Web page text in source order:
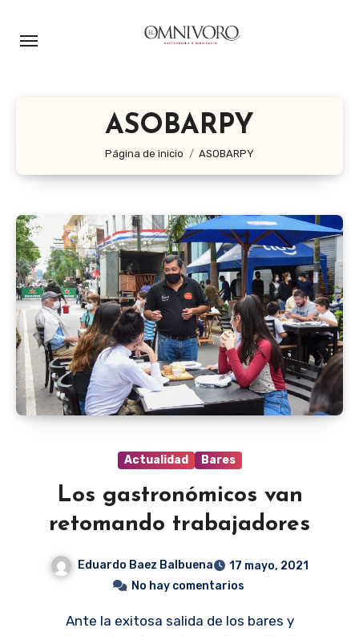
ASOBARPY
Página de inicio ASOBARPY
Actualidad Bares
Los gastronómicos van
retomando trabajadores
Eduardo Baez Balbuena
17 mayo, 2021
No hay comentarios
Ante la exitosa salida de los bares y